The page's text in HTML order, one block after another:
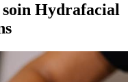
soin Hydrafacial